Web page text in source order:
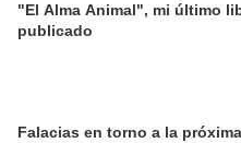
"El Alma Animal", mi último
publicado
Falacias en torno a la